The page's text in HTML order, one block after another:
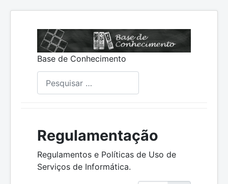
Base de Conhecimento
Regulamentação
Regulamentos e Políticas de Uso de
Serviços de Informática.